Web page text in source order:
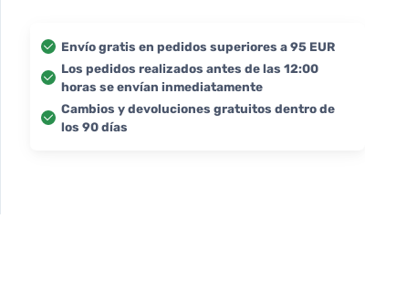
Envío gratis en pedidos superiores a 95 EUR
Los pedidos realizados antes de las 12:00
horas se envían inmediatamente
Cambios y devoluciones gratuitos dentro de
los 90 días